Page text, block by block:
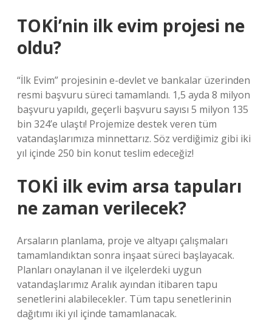
TOKİ’nin ilk evim projesi ne
oldu?
“İlk Evim” projesinin e-devlet ve bankalar üzerinden
resmi başvuru süreci tamamlandı. 1,5 ayda 8 milyon
başvuru yapıldı, geçerli başvuru sayısı 5 milyon 135
bin 324’e ulaştı! Projemize destek veren tüm
vatandaşlarımıza minnettarız. Söz verdiğimiz gibi iki
yıl içinde 250 bin konut teslim edeceğiz!
TOKİ ilk evim arsa tapuları
ne zaman verilecek?
Arsaların planlama, proje ve altyapı çalışmaları
tamamlandıktan sonra inşaat süreci başlayacak.
Planları onaylanan il ve ilçelerdeki uygun
vatandaşlarımız Aralık ayından itibaren tapu
senetlerini alabilecekler. Tüm tapu senetlerinin
dağıtımı iki yıl içinde tamamlanacak.